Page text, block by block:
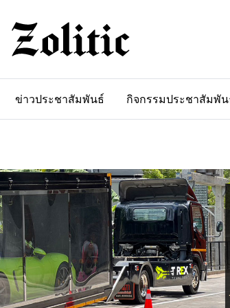
ข่าวประชาสัมพันธ์ กิจกรรมประชาสัมพั